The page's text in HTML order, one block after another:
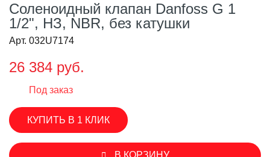
Соленоидный клапан Danfoss G 1
1/2", НЗ, NBR, без катушки
Арт. 032U7174
26 384 руб.
Под заказ
КУПИТЬ В 1 КЛИК
В КОРЗИНУ